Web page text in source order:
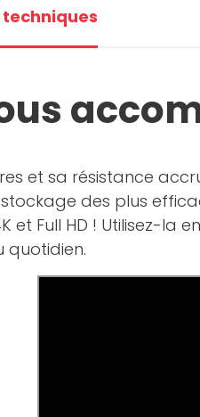
et sa résistance
des plus
et Full HD ! Utilisez-
quotidien.